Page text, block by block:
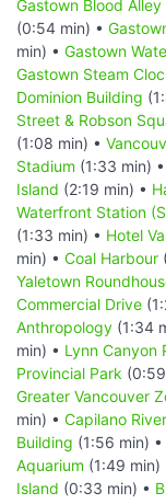
Gastown Blood Alley
(0:54 min) •
min) • Gastown
Gastown Steam
Dominion Building
Street & Robson
(1:08 min) •
Stadium (1:33 min) •
Island (2:19 min) •
Waterfront Station
(1:33 min) • Hotel
min) • Coal Harbour
Yaletown
Commercial Drive
Anthropology (1:34
min) • Lynn Canyon
Provincial Park
Greater Vancouver
min) • Capilano
Building (1:56 min) •
Aquarium (1:49 min)
Island (0:33 min) •